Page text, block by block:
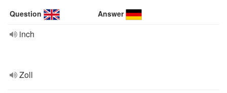
Question Answer
inch
Zoll